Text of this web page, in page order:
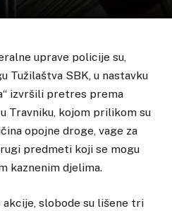
uprave policije su,
Tužilaštva SBK, u nastavku
izvršili pretres prema
Travniku, kojom prilikom su
opojne droge, vage za
predmeti koji se mogu
kaznenim djelima.
slobode su lišene tri